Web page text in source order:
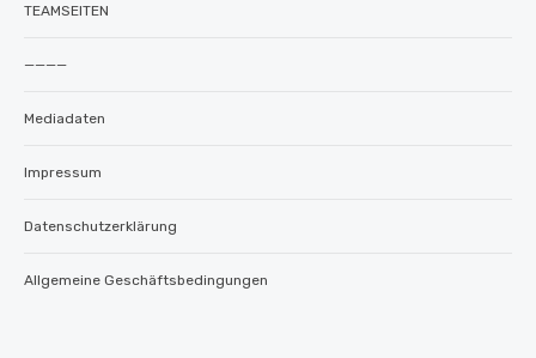
TEAMSEITEN
————
Mediadaten
Impressum
Datenschutzerklärung
Allgemeine Geschäftsbedingungen